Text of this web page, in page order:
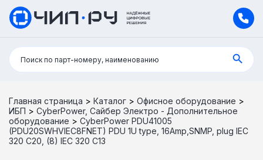
Поиск:
Поиск по парт-номеру, наименованию
Главная страница > Каталог > Офисное оборудование >
ИБП > CyberPower, Сайбер Электро - Дополнительное
оборудование > CyberPower PDU41005
(PDU20SWHVIEC8FNET) PDU 1U type, 16Amp,SNMP, plug IEC
320 C20, (8) IEC 320 C13